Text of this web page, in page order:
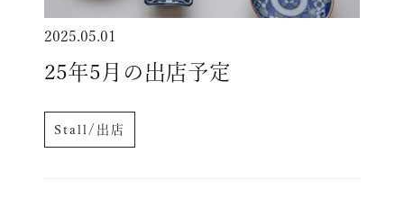
2025.05.01
25年5月の出店予定
Stall/出店